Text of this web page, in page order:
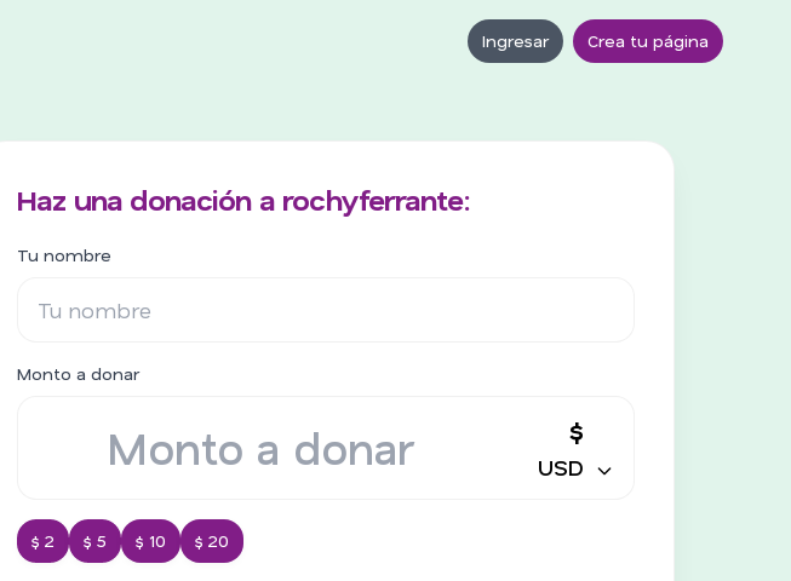
Ingresar Crea tu página
Haz una donación a rochyferrante:
Tu nombre
Monto a donar
$
USD
$ 2 $ 5 $ 10 $ 20